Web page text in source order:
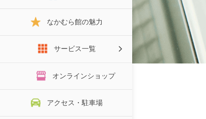
なかむら館の魅力
サービス一覧
オンラインショップ
アクセス・駐車場